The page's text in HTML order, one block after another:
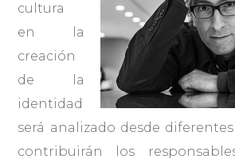
cultura
en la
creación
de la
identidad
será analizado desde
contribuirán los